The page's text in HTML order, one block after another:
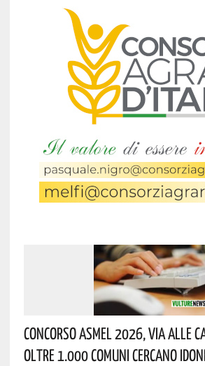
Concorso Asmel 2026, Via Alle
Oltre 1.000 Comuni Cercano